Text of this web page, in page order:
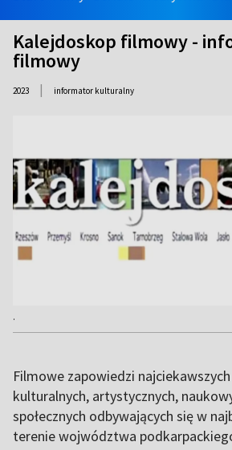
Kalejdoskop filmowy -
filmowy
2023 | informator kulturalny
.
Filmowe zapowiedzi
kulturalnych, artystycznych,
społecznych odbywających się w
terenie wojwództwa